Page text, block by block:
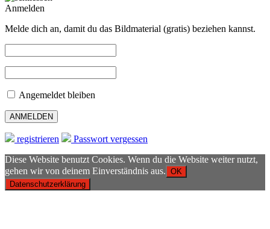
Anmelden
Melde dich an, damit du das Bildmaterial (gratis) beziehen kannst.
Angemeldet bleiben
registrieren
Passwort vergessen
Diese Website benutzt Cookies. Wenn du die Website weiter nutzt,
gehen wir von deinem Einverständnis aus. OK
Datenschutzerklärung